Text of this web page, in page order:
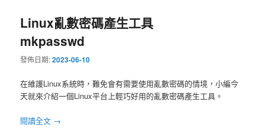
Linux亂數密碼產生工具
mkpasswd
發佈日期:2023-06-10
在維護Linux系統時，難免會有需要使用亂數密碼的情境，小編今
天就來介紹一個Linux平台上輕巧好用的亂數密碼產生工具。
閱讀全文 →